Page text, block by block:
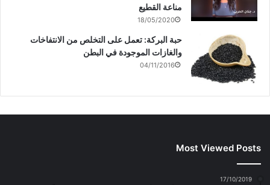
مناعة القطيع
18/05/2020
حبة البركة: تعمل على التخلص من الانتفاخات
والغازات الموجودة في البطن
04/11/2016
Most Viewed Posts
17/10/2019